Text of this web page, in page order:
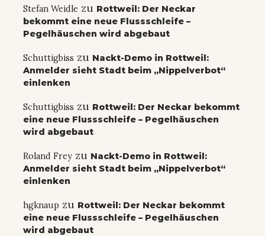
Stefan Weidle zu Rottweil: Der Neckar
bekommt eine neue Flussschleife –
Pegelhäuschen wird abgebaut
Schuttigbiss zu Nackt-Demo in Rottweil:
Anmelder sieht Stadt beim „Nippelverbot“
einlenken
Schuttigbiss zu Rottweil: Der Neckar bekommt
eine neue Flussschleife – Pegelhäuschen
wird abgebaut
Roland Frey zu Nackt-Demo in Rottweil:
Anmelder sieht Stadt beim „Nippelverbot“
einlenken
hgknaup zu Rottweil: Der Neckar bekommt
eine neue Flussschleife – Pegelhäuschen
wird abgebaut